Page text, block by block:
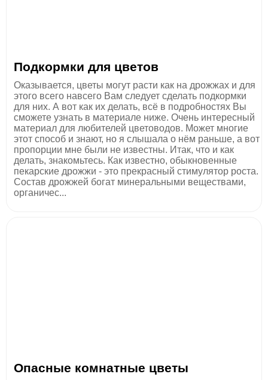
Подкормки для цветов
Оказывается, цветы могут расти как на дрожжах и для
этого всего навсего Вам следует сделать подкормки
для них. А вот как их делать, всё в подробностях Вы
сможете узнать в материале ниже. Очень интересный
материал для любителей цветоводов. Может многие
этот способ и знают, но я слышала о нём раньше, а вот
пропорции мне были не известны. Итак, что и как
делать, знакомьтесь. Как известно, обыкновенные
пекарские дрожжи - это прекрасный стимулятор роста.
Состав дрожжей богат минеральными веществами,
органичес...
Опасные комнатные цветы